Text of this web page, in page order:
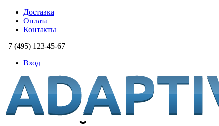
Доставка
Оплата
Контакты
+7 (495) 123-45-67
Вход